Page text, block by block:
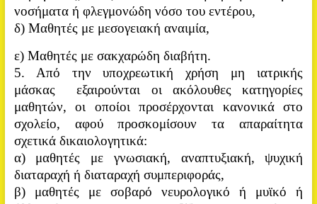
νοσήματα ή φλεγμονώδη νόσο του εντέρου,
δ) Μαθητές με μεσογειακή αναιμία,
ε) Μαθητές με σακχαρώδη διαβήτη.
5. Από την υποχρεωτική χρήση μη ιατρικής
μάσκας εξαιρούνται οι ακόλουθες κατηγορίες
μαθητών, οι οποίοι προσέρχονται κανονικά στο
σχολείο, αφού προσκομίσουν τα απαραίτητα
σχετικά δικαιολογητικά:
α) μαθητές με γνωσιακή, αναπτυξιακή, ψυχική
διαταραχή ή διαταραχή συμπεριφοράς,
β) μαθητές με σοβαρό νευρολογικό ή μυϊκό ή